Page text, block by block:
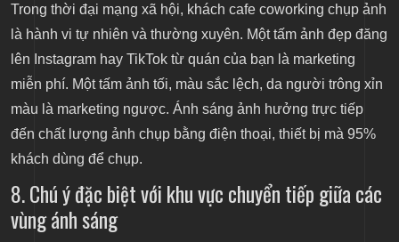
Trong thời đại mạng xã hội, khách cafe coworking chụp ảnh
là hành vi tự nhiên và thường xuyên. Một tấm ảnh đẹp đăng
lên Instagram hay TikTok từ quán của bạn là marketing
miễn phí. Một tấm ảnh tối, màu sắc lệch, da người trông xỉn
màu là marketing ngược. Ánh sáng ảnh hưởng trực tiếp
đến chất lượng ảnh chụp bằng điện thoại, thiết bị mà 95%
khách dùng để chụp.
8. Chú ý đặc biệt với khu vực chuyển tiếp giữa các
vùng ánh sáng